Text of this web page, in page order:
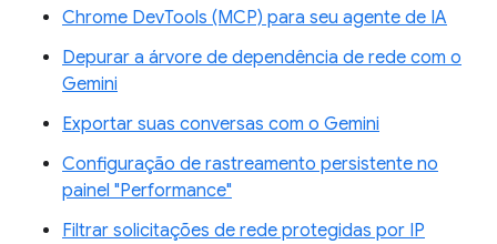
Chrome DevTools (MCP) para seu agente de IA
Depurar a árvore de dependência de rede com o
Gemini
Exportar suas conversas com o Gemini
Configuração de rastreamento persistente no
painel "Performance"
Filtrar solicitações de rede protegidas por IP